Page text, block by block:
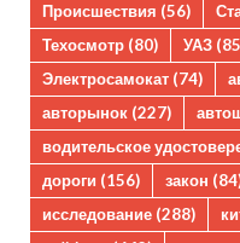
Происшествия (56)
Техосмотр (80) УАЗ
Электросамокат (74)
авторынок (227)
водительское
дороги (156) закон
исследование (288)